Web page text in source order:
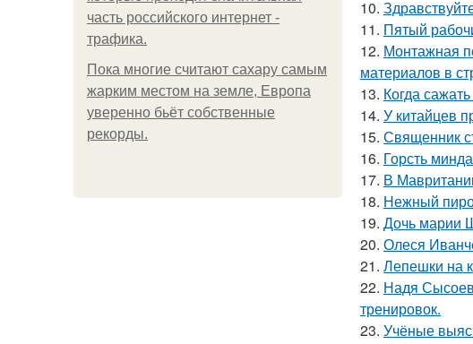
часть российского интернет -
трафика.
Пока многие считают сахару самым
жарким местом на земле, Европа
уверенно бьёт собственные
рекорды.
10.
11. Пятый
12. Монтажная
материалов в
13. Когда
14. У китайцев
15. Священник
16. Горсть
17. В
18. Нежный
19. Дочь марии
20. Олеся
21. Лепешки на
22. Надя
тренировок.
23. Учёные